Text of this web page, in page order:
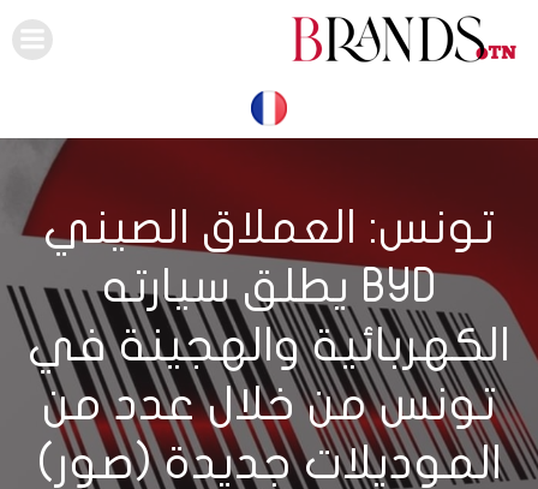
تونس: العملاق الصيني
BYD يطلق سيارته
الكهربائية والهجينة في
تونس من خلال عدد من
الموديلات جديدة (صور)